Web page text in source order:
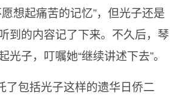
想起痛苦的记忆”，但光子还是
到的内容记了下来。不久后，琴
光子，叮嘱她“继续讲述下去”。
了包括光子这样的遗华日侨二